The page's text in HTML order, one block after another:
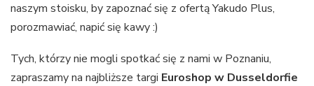
naszym stoisku, by zapoznać się z ofertą Yakudo Plus,
porozmawiać, napić się kawy :)
Tych, którzy nie mogli spotkać się z nami w Poznaniu,
zapraszamy na najbliższe targi Euroshop w Dusseldorfie